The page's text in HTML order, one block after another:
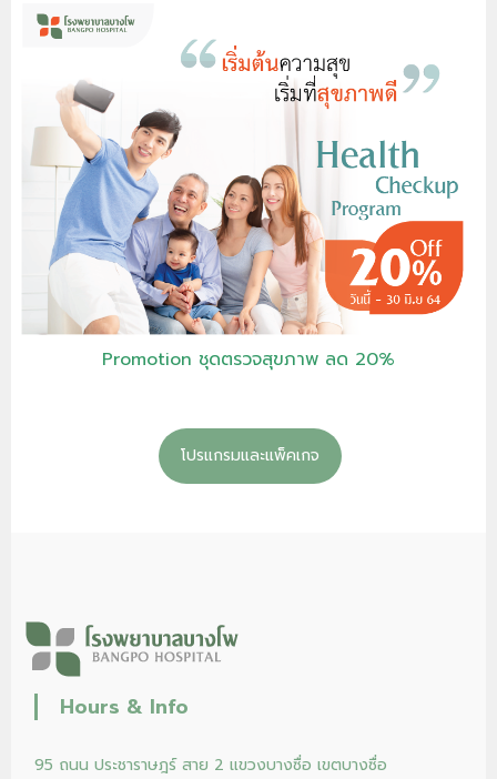
Promotion ชุดตรวจสุขภาพ ลด 20%
โปรแกรมและแพ็คเกจ
Hours & Info
95 ถนน ประชาราษฎร์ สาย 2 แขวงบางซื่อ เขตบางซื่อ